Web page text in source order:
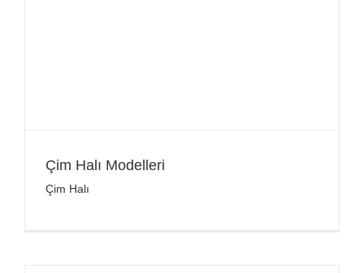
Çim Halı Modelleri
Çim Halı